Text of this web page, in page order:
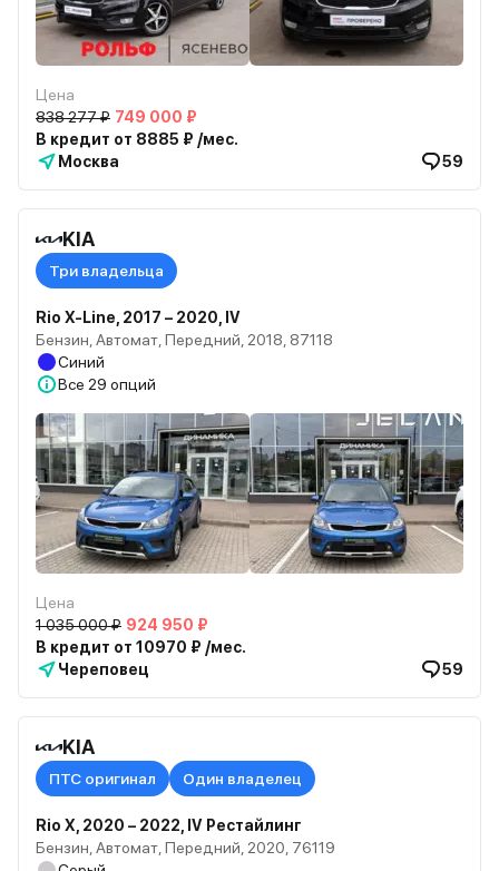
Цена
838 277 ₽ 749 000 ₽
В кредит от 8885 ₽ /мес.
Москва
59
KIA
Три владельца
Rio X-Line, 2017 – 2020, IV
Бензин, Автомат, Передний, 2018, 87118
Синий
Все 29 опций
Цена
1 035 000 ₽ 924 950 ₽
В кредит от 10970 ₽ /мес.
Череповец
59
KIA
ПТС оригинал Один владелец
Rio X, 2020 – 2022, IV Рестайлинг
Бензин, Автомат, Передний, 2020, 76119